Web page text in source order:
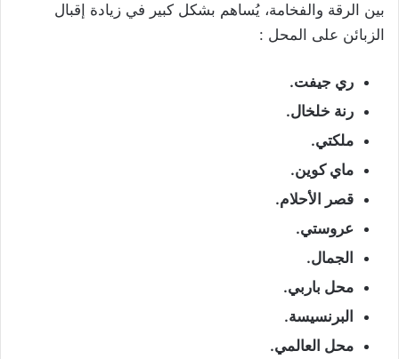
بين الرقة والفخامة، يُساهم بشكل كبير في زيادة إقبال
الزبائن على المحل :
ري جيفت.
رنة خلخال.
ملكتي.
ماي كوين.
قصر الأحلام.
عروستي.
الجمال.
محل باربي.
البرنسيسة.
محل العالمي.